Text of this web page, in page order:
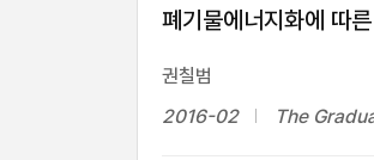
폐기물에너지화에 따
권칠범
2016-02
The